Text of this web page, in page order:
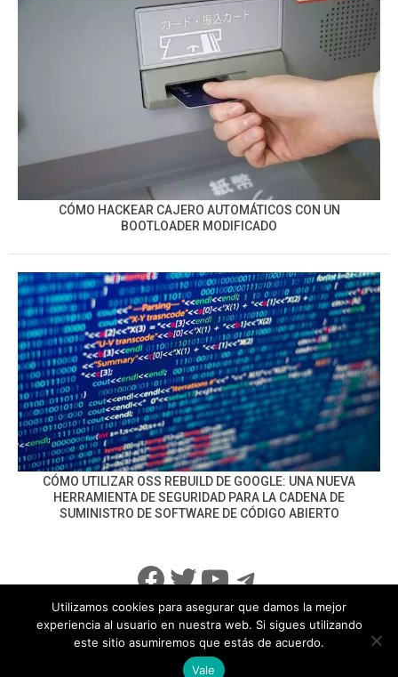
CÓMO HACKEAR CAJERO AUTOMÁTICOS CON UN
BOOTLOADER MODIFICADO
CÓMO UTILIZAR OSS REBUILD DE GOOGLE: UNA NUEVA
HERRAMIENTA DE SEGURIDAD PARA LA CADENA DE
SUMINISTRO DE SOFTWARE DE CÓDIGO ABIERTO
Facebook
Twitter
YouTube
Telegram
info@noticiasseguridad.com Política de Privacidad
Utilizamos cookies para asegurar que damos la mejor
experiencia al usuario en nuestra web. Si sigues utilizando
este sitio asumiremos que estás de acuerdo.
Vale